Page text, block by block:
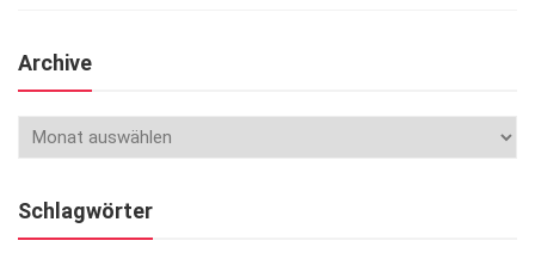
Archive
Schlagwörter